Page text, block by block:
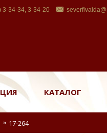
3-34-34, 3-34-20
КАТАЛОГ
17-264